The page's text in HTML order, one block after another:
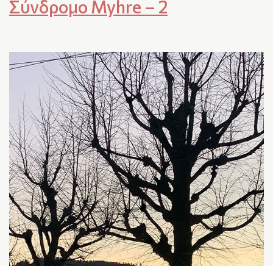
Σύνδρομο Myhre – 2